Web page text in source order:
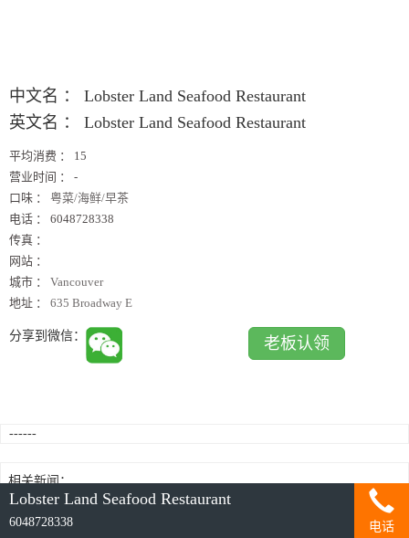
中文名 ：
Lobster Land Seafood Restaurant
英文名 ：
Lobster Land Seafood Restaurant
平均消费 ： 15
营业时间 ： -
口味 ： 粤菜/海鲜/早茶
电话 ： 6048728338
传真 ：
网站 ：
城市 ： Vancouver
地址 ： 635 Broadway E
分享到微信： 老板认领
------
相关新闻：
Lobster Land Seafood Restaurant
6048728338 电话